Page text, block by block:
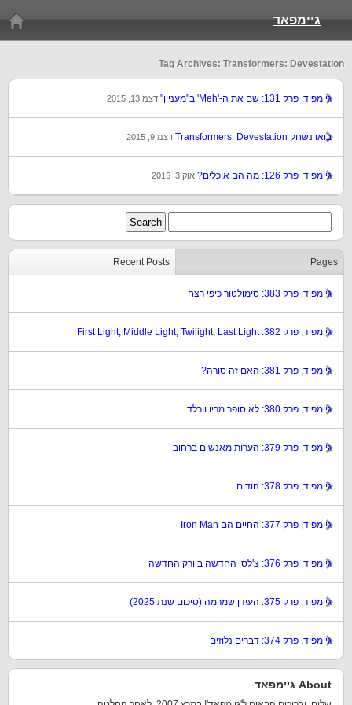
גיימפאד
Tag Archives: Transformers: Devestation
גיימפוד, פרק 131: שם את ה-'Meh' ב"מעניין" דצמ 13, 2015
בואו נשחק Transformers: Devestation דצמ 9, 2015
גיימפוד, פרק 126: מה הם אוכלים? אוק 3, 2015
Recent Posts Pages
גיימפוד, פרק 383: סימולטור כיפי רצח
גיימפוד, פרק 382: First Light, Middle Light, Twilight, Last Light
גיימפוד, פרק 381: האם זה סורה?
גיימפוד, פרק 380: לא סופר מריו וורלד
גיימפוד, פרק 379: הערות מאנשים ברחוב
גיימפוד, פרק 378: הודים
גיימפוד, פרק 377: החיים הם Iron Man
גיימפוד, פרק 376: צ'לסי החדשה ביורק החדשה
גיימפוד, פרק 375: העידן שמרמה (סיכום שנת 2025)
גיימפוד, פרק 374: דברים נלוזים
About גיימפאד